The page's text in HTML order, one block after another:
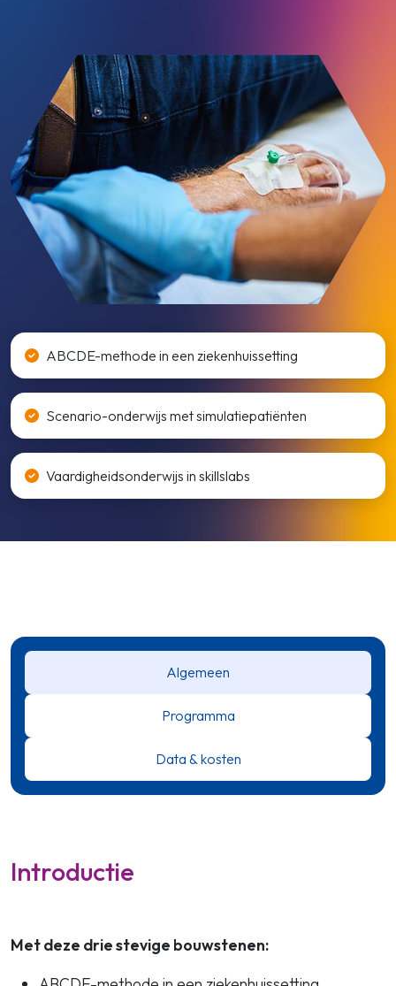
ABCDE-methode in een ziekenhuissetting
Scenario-onderwijs met simulatiepatiënten
Vaardigheidsonderwijs in skillslabs
Algemeen
Programma
Data & kosten
Introductie
Met deze drie stevige bouwstenen: